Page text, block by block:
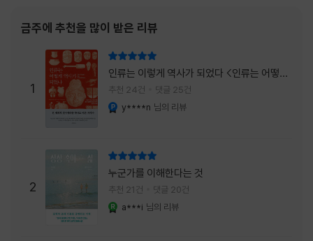
는다는 것, 대신 지나온 시간 속에서 비로소 알
있고 무너지지 않는 것보다 다시 일어서는 일이
더 중요하다는 사실을 담담하게 보여줍니다. 그
래서 읽는 내내 위로가 과장되지 않았고, 오히
려 그 절제된 진심 덕분에 더 오래 마음에 남았
습니다. 책 곳곳에
금주에 추천을 많이 받은 리뷰
1
인류는 이렇게 역사가 되었다 <인류는 어떻게
역사가 되었나>
추천 24건 댓글 25건
y****n 님의 리뷰
2
누군가를 이해한다는 것
추천 21건 댓글 20건
a***i 님의 리뷰